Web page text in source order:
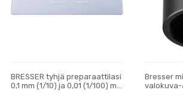
BRESSER tyhjä preparaattilasi
0,1 mm (1/10) ja 0,01 (1/100) mm
Bresser